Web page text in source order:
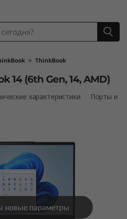
> ThinkBook
14 (6th Gen, 14, AMD)
характеристики Порты и
новые параметры